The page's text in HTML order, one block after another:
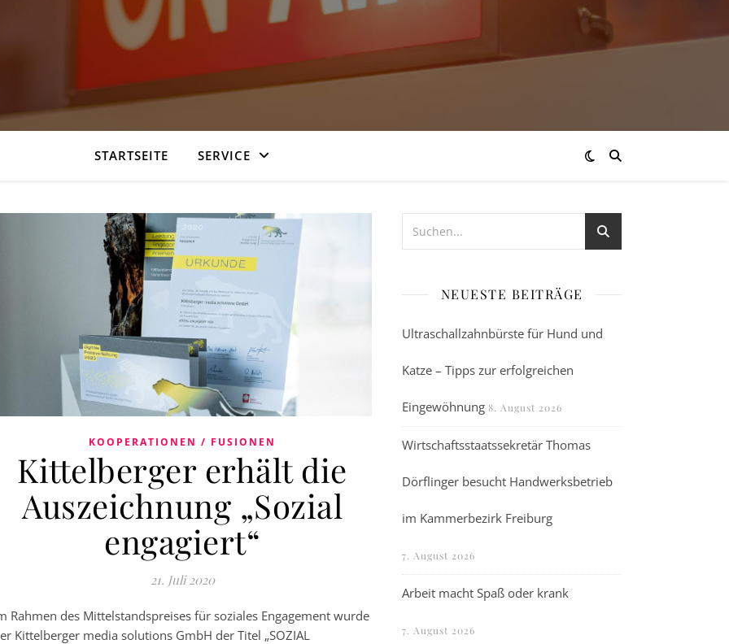
STARTSEITE SERVICE
KOOPERATIONEN / FUSIONEN
Kittelberger erhält die
Auszeichnung „Sozial
engagiert“
21. Juli 2020
Rahmen des Mittelstandspreises für soziales Engagement wurde
Kittelberger media solutions GmbH der Titel „SOZIAL
NEUESTE BEITRÄGE
Ultraschallzahnbürste für Hund und
Katze – Tipps zur erfolgreichen
Eingewöhnung 8. August 2026
Wirtschaftsstaatssekretär Thomas
Dörflinger besucht Handwerksbetrieb
im Kammerbezirk Freiburg
7. August 2026
Arbeit macht Spaß oder krank
7. August 2026